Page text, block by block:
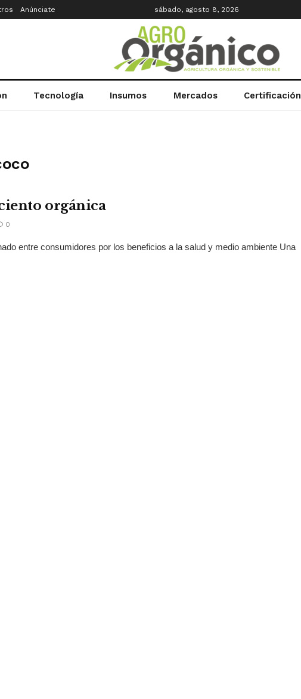
Anúnciate sábado, agosto 8, 2026
Tecnología Insumos Mercados Certificación
orgánica
0
entre consumidores por los beneficios a la salud y medio ambiente Una